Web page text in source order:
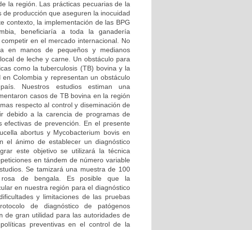
la región. Las prácticas pecuarias de la
producción que aseguren la inocuidad
contexto, la implementación de las BPG
beneficiaría a toda la ganadería
en el mercado internacional. No
en manos de pequeños y medianos
de leche y carne. Un obstáculo para
como la tuberculosis (TB) bovina y la
Colombia y representan un obstáculo
Nuestros estudios estiman una
casos de TB bovina en la región
respecto al control y diseminación de
debido a la carencia de programas de
de prevención. En el presente
abortus y Mycobacterium bovis en
el ánimo de establecer un diagnóstico
este objetivo se utilizará la técnica
en tándem de número variable
Se tamizará una muestra de 100
de bengala. Es posible que la
en nuestra región para el diagnóstico
y limitaciones de las pruebas
de diagnóstico de patógenos
de gran utilidad para las autoridades de
preventivas en el control de la